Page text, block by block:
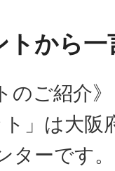
トから一
のご紹介》
」は大阪
ターです